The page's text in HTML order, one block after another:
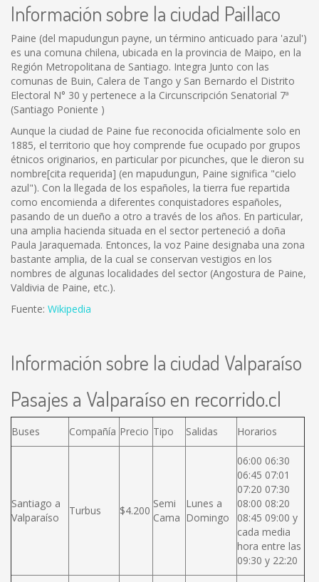
Información sobre la ciudad Paillaco
Paine (del mapudungun payne, un término anticuado para 'azul')
es una comuna chilena, ubicada en la provincia de Maipo, en la
Región Metropolitana de Santiago. Integra Junto con las
comunas de Buin, Calera de Tango y San Bernardo el Distrito
Electoral N° 30 y pertenece a la Circunscripción Senatorial 7ª
(Santiago Poniente )
Aunque la ciudad de Paine fue reconocida oficialmente solo en
1885, el territorio que hoy comprende fue ocupado por grupos
étnicos originarios, en particular por picunches, que le dieron su
nombre[cita requerida] (en mapudungun, Paine significa "cielo
azul"). Con la llegada de los españoles, la tierra fue repartida
como encomienda a diferentes conquistadores españoles,
pasando de un dueño a otro a través de los años. En particular,
una amplia hacienda situada en el sector perteneció a doña
Paula Jaraquemada. Entonces, la voz Paine designaba una zona
bastante amplia, de la cual se conservan vestigios en los
nombres de algunas localidades del sector (Angostura de Paine,
Valdivia de Paine, etc.).
Fuente: Wikipedia
Información sobre la ciudad Valparaíso
Pasajes a Valparaíso en recorrido.cl
Buses Compañía Precio Tipo Salidas Horarios
Santiago a
Valparaíso
Turbus $4.200
Semi
Cama
Lunes a
Domingo
06:00 06:30
06:45 07:01
07:20 07:30
08:00 08:20
08:45 09:00 y
cada media
hora entre las
09:30 y 22:20